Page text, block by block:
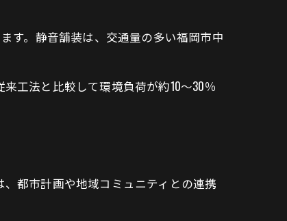
す。静音舗装は、交通量の多い福岡市中
工法と比較して環境負荷が約10～30％
都市計画や地域コミュニティとの連携